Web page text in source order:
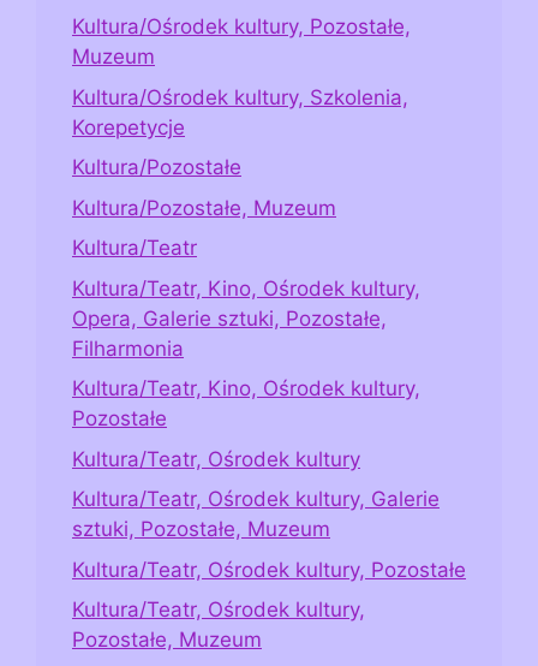
Kultura/Ośrodek kultury, Pozostałe,
Muzeum
Kultura/Ośrodek kultury, Szkolenia,
Korepetycje
Kultura/Pozostałe
Kultura/Pozostałe, Muzeum
Kultura/Teatr
Kultura/Teatr, Kino, Ośrodek kultury,
Opera, Galerie sztuki, Pozostałe,
Filharmonia
Kultura/Teatr, Kino, Ośrodek kultury,
Pozostałe
Kultura/Teatr, Ośrodek kultury
Kultura/Teatr, Ośrodek kultury, Galerie
sztuki, Pozostałe, Muzeum
Kultura/Teatr, Ośrodek kultury, Pozostałe
Kultura/Teatr, Ośrodek kultury,
Pozostałe, Muzeum